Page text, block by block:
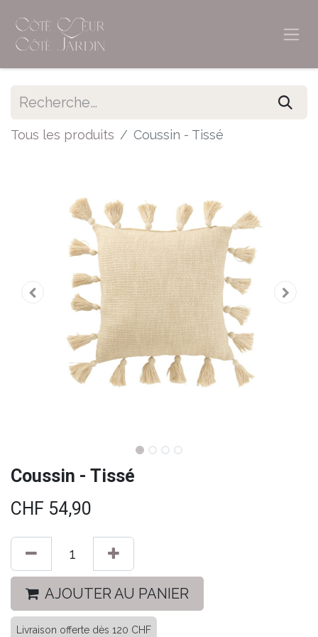
Tous les produits Coussin - Tissé
Coussin - Tissé
CHF 54,90
AJOUTER AU PANIER
Livraison offerte dès 120 CHF